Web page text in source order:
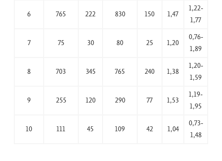
6 765 222 830 150 1,47
1,22-
1,77
7 75 30 80 25 1,20
0,76-
1,89
8 703 345 765 240 1,38
1,20-
1,59
9 255 120 290 77 1,53
1,19-
1,95
10 111 45 109 42 1,04
0,73-
1,48